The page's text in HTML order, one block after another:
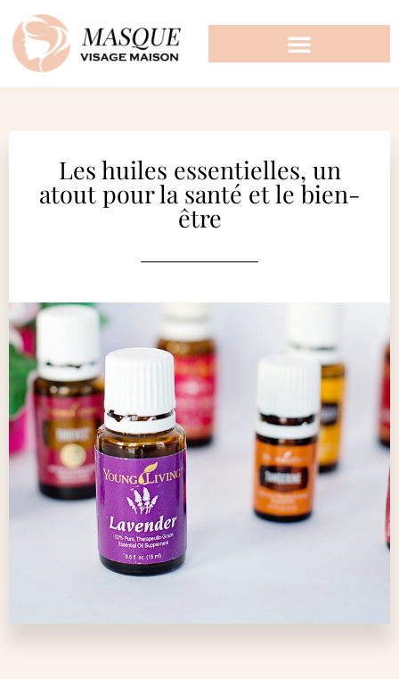
Les huiles essentielles, un
atout pour la santé et le bien-
être